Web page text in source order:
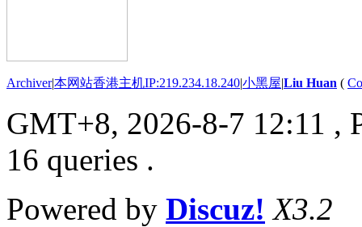
Archiver|本网站香港主机IP:219.234.18.240|小黑屋|Liu Huan (
GMT+8, 2026-8-7 12:11 ,
16 queries .
Powered by Discuz! X3.2